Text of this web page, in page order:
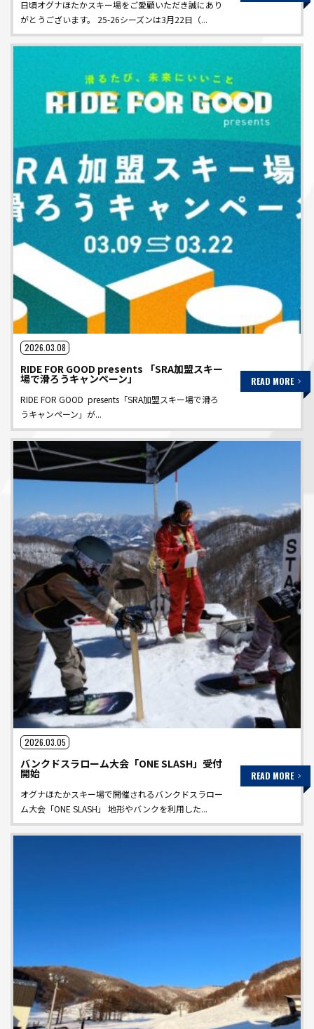
日頃オグナほたかスキー場をご愛顧いただき誠にあり
がとうございます。 25-26シーズンは3月22日（...
2026.03.08
RIDE FOR GOOD presents 「SRA加盟スキー
場で滑ろうキャンペーン」
RIDE FOR GOOD presents「SRA加盟スキー場で滑ろ
うキャンペーン」が...
READ MORE
2026.03.05
バンクドスラローム大会「ONE SLASH」受付
開始
オグナほたかスキー場で開催されるバンクドスラロー
ム大会「ONE SLASH」 地形やバンクを利用した...
READ MORE